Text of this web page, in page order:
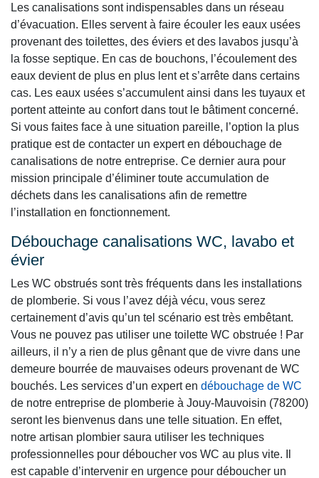
Les canalisations sont indispensables dans un réseau
d’évacuation. Elles servent à faire écouler les eaux usées
provenant des toilettes, des éviers et des lavabos jusqu’à
la fosse septique. En cas de bouchons, l’écoulement des
eaux devient de plus en plus lent et s’arrête dans certains
cas. Les eaux usées s’accumulent ainsi dans les tuyaux et
portent atteinte au confort dans tout le bâtiment concerné.
Si vous faites face à une situation pareille, l’option la plus
pratique est de contacter un expert en débouchage de
canalisations de notre entreprise. Ce dernier aura pour
mission principale d’éliminer toute accumulation de
déchets dans les canalisations afin de remettre
l’installation en fonctionnement.
Débouchage canalisations WC, lavabo et
évier
Les WC obstrués sont très fréquents dans les installations
de plomberie. Si vous l’avez déjà vécu, vous serez
certainement d’avis qu’un tel scénario est très embêtant.
Vous ne pouvez pas utiliser une toilette WC obstruée ! Par
ailleurs, il n’y a rien de plus gênant que de vivre dans une
demeure bourrée de mauvaises odeurs provenant de WC
bouchés. Les services d’un expert en débouchage de WC
de notre entreprise de plomberie à Jouy-Mauvoisin (78200)
seront les bienvenus dans une telle situation. En effet,
notre artisan plombier saura utiliser les techniques
professionnelles pour déboucher vos WC au plus vite. Il
est capable d’intervenir en urgence pour déboucher un